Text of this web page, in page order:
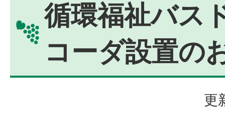
循環福祉バス
コーダ設置の
更